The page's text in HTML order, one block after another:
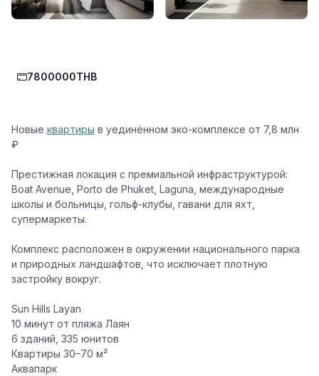
7800000THB
Новые квартиры в уединённом эко-комплексе от 7,8 млн
₽
Престижная локация с премиальной инфраструктурой:
Boat Avenue, Porto de Phuket, Laguna, международные
школы и больницы, гольф-клубы, гавани для яхт,
супермаркеты.
Комплекс расположен в окружении национального парка
и природных ландшафтов, что исключает плотную
застройку вокруг.
️Sun Hills Layan
️10 минут от пляжа Лаян
️6 зданий, 335 юнитов
️Квартиры 30–70 м²
️Аквапарк